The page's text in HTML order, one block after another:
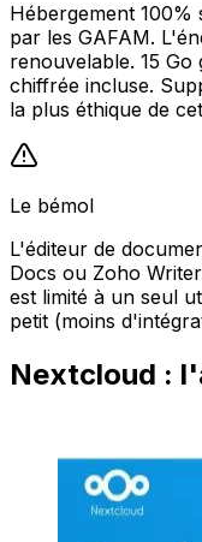
Hébergement 100%
par les GAFAM.
renouvelable. 15
chiffrée incluse.
la plus éthique de
Le bémol
L'éditeur de
Docs ou Zoho
est limité à un seul
petit (moins
Nextcloud :